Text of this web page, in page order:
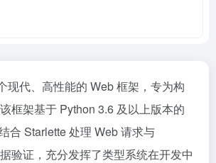
现代、高性能的 Web 框架，专为构
框架基于 Python 3.6 及以上版本的
合 Starlette 处理 Web 请求与
验证，充分发挥了类型系统在开发中